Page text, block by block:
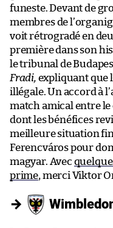
funeste. Devant de
membres de
voit rétrogradé en
première dans son
le tribunal de
Fradi, expliquant que
illégale. Un accord à
match amical entre le
dont les bénéfices
meilleure situation
Ferencváros pour
magyar. Avec
prime, merci Viktor
→